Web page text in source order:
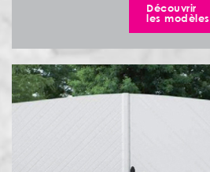
Découvrir
les modèles